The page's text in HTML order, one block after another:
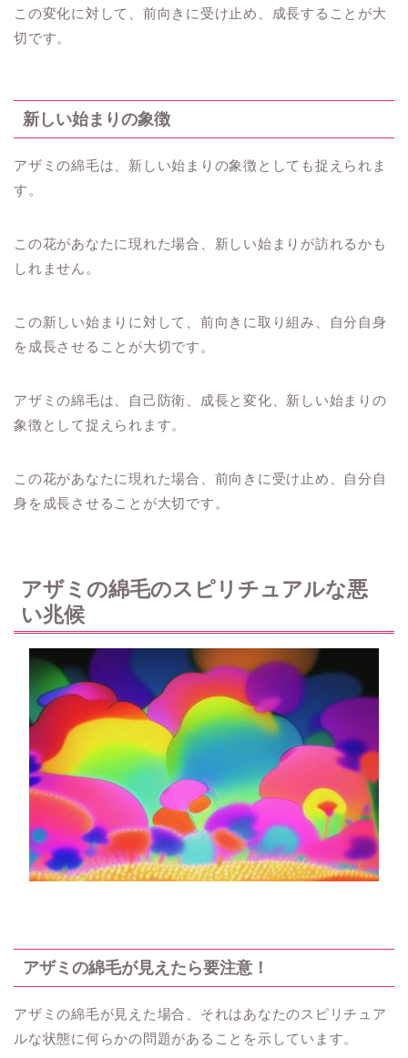
この変化に対して、前向きに受け止め、成長することが大
切です。
新しい始まりの象徴
アザミの綿毛は、新しい始まりの象徴としても捉えられま
す。
この花があなたに現れた場合、新しい始まりが訪れるかも
しれません。
この新しい始まりに対して、前向きに取り組み、自分自身
を成長させることが大切です。
アザミの綿毛は、自己防衛、成長と変化、新しい始まりの
象徴として捉えられます。
この花があなたに現れた場合、前向きに受け止め、自分自
身を成長させることが大切です。
アザミの綿毛のスピリチュアルな悪
い兆候
アザミの綿毛が見えたら要注意！
アザミの綿毛が見えた場合、それはあなたのスピリチュア
ルな状態に何らかの問題があることを示しています。